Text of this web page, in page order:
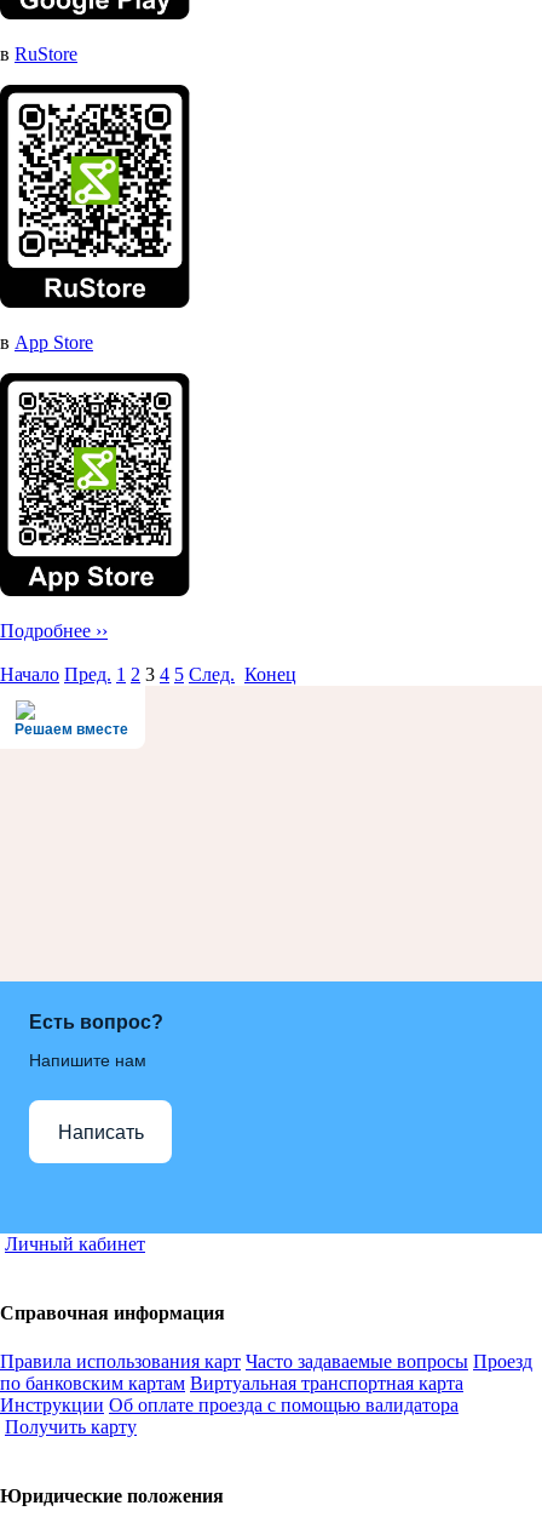
в RuStore
в App Store
Подробнее ››
Начало Пред. 1 2 3 4 5 След. Конец
Решаем вместе
Есть вопрос?
Напишите нам
Написать
Личный кабинет
Справочная информация
Правила использования карт Часто задаваемые вопросы Проезд
по банковским картам Виртуальная транспортная карта
Инструкции Об оплате проезда с помощью валидатора
Получить карту
Юридические положения